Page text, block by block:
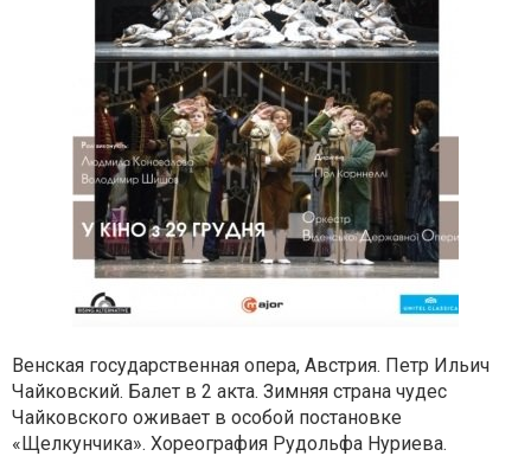
Венская государственная опера, Австрия. Петр Ильич
Чайковский. Балет в 2 акта. Зимняя страна чудес
Чайковского оживает в особой постановке
«Щелкунчика». Хореография Рудольфа Нуриева.